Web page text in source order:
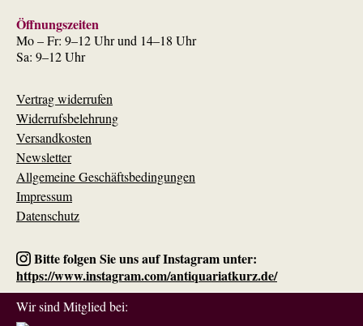
Öffnungszeiten
Mo – Fr: 9–12 Uhr und 14–18 Uhr
Sa: 9–12 Uhr
Vertrag widerrufen
Widerrufsbelehrung
Versandkosten
Newsletter
Allgemeine Geschäftsbedingungen
Impressum
Datenschutz
Bitte folgen Sie uns auf Instagram unter:
https://www.instagram.com/antiquariatkurz.de/
Wir sind Mitglied bei: